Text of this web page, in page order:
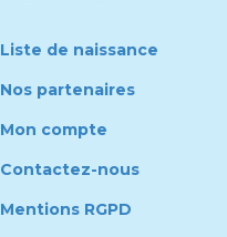
Liste de naissance
Nos partenaires
Mon compte
Contactez-nous
Mentions RGPD